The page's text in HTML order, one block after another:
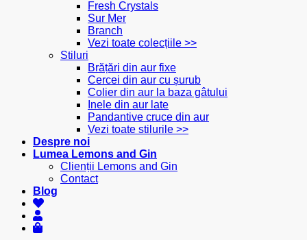
Fresh Crystals
Sur Mer
Branch
Vezi toate colecțiile >>
Stiluri
Brățări din aur fixe
Cercei din aur cu șurub
Colier din aur la baza gâtului
Inele din aur late
Pandantive cruce din aur
Vezi toate stilurile >>
Despre noi
Lumea Lemons and Gin
Clienții Lemons and Gin
Contact
Blog